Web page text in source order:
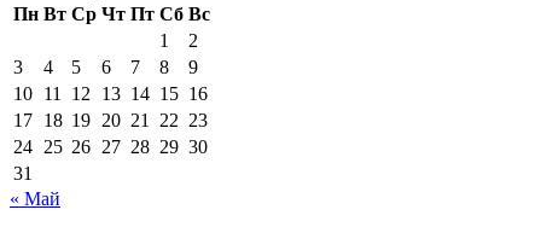
Пн Вт Ср Чт Пт Сб Вс
1
2
3
4 5 6 7 8
9
10 11 12 13 14 15 16
17 18 19 20 21 22 23
24 25 26 27 28 29 30
31
« Май